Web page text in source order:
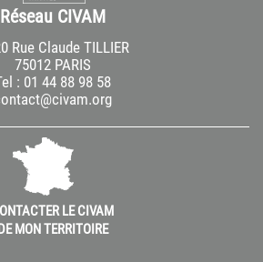
Réseau CIVAM
Rue Claude TILLIER
75012 PARIS
: 01 44 88 98 58
LE CIVAM
MON TERRITOIRE